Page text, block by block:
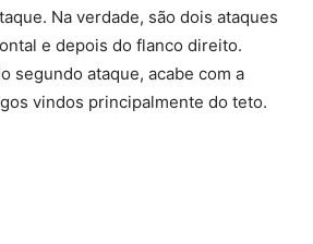
Na verdade, são dois ataques
e depois do flanco direito.
segundo ataque, acabe com a
vindos principalmente do teto.